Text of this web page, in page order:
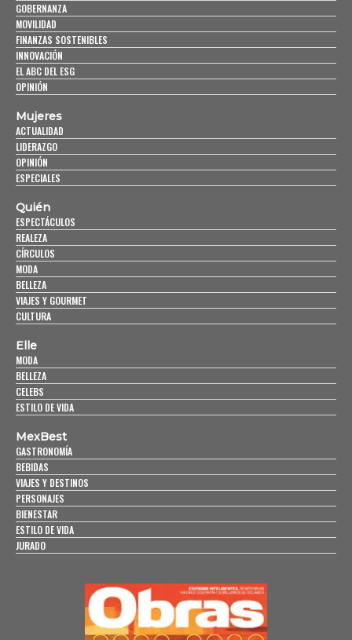
GOBERNANZA
MOVILIDAD
FINANZAS SOSTENIBLES
INNOVACIÓN
EL ABC DEL ESG
OPINIÓN
Mujeres
ACTUALIDAD
LIDERAZGO
OPINIÓN
ESPECIALES
Quién
ESPECTÁCULOS
REALEZA
CÍRCULOS
MODA
BELLEZA
VIAJES Y GOURMET
CULTURA
Elle
MODA
BELLEZA
CELEBS
ESTILO DE VIDA
MexBest
GASTRONOMÍA
BEBIDAS
VIAJES Y DESTINOS
PERSONAJES
BIENESTAR
ESTILO DE VIDA
JURADO